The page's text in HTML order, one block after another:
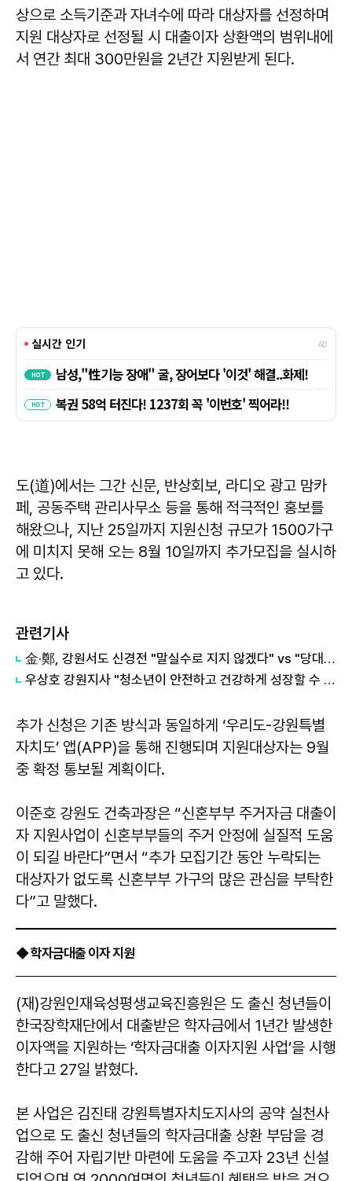
상으로 소득기준과 자녀수에 따라 대상자를 선정하며
지원 대상자로 선정될 시 대출이자 상환액의 범위내에
서 연간 최대 300만원을 2년간 지원받게 된다.
도(道)에서는 그간 신문, 반상회보, 라디오 광고 맘카
페, 공동주택 관리사무소 등을 통해 적극적인 홍보를
해왔으나, 지난 25일까지 지원신청 규모가 1500가구
에 미치지 못해 오는 8월 10일까지 추가모집을 실시하
고 있다.
관련기사
金·鄭, 강원서도 신경전 "말실수로 지지 않겠다" vs "당대표인 양 행동"
우상호 강원지사 "청소년이 안전하고 건강하게 성장할 수 있는 환경 조성할 것"
추가 신청은 기존 방식과 동일하게 ‘우리도-강원특별
자치도’ 앱(APP)을 통해 진행되며 지원대상자는 9월
중 확정 통보될 계획이다.
이준호 강원도 건축과장은 “신혼부부 주거자금 대출이
자 지원사업이 신혼부부들의 주거 안정에 실질적 도움
이 되길 바란다”면서 “추가 모집기간 동안 누락되는
대상자가 없도록 신혼부부 가구의 많은 관심을 부탁한
다”고 말했다.
◆ 학자금대출 이자 지원
(재)강원인재육성평생교육진흥원은 도 출신 청년들이
한국장학재단에서 대출받은 학자금에서 1년간 발생한
이자액을 지원하는 ‘학자금대출 이자지원 사업’을 시행
한다고 27일 밝혔다.
본 사업은 김진태 강원특별자치도지사의 공약 실천사
업으로 도 출신 청년들의 학자금대출 상환 부담을 경
감해 주어 자립기반 마련에 도움을 주고자 23년 신설